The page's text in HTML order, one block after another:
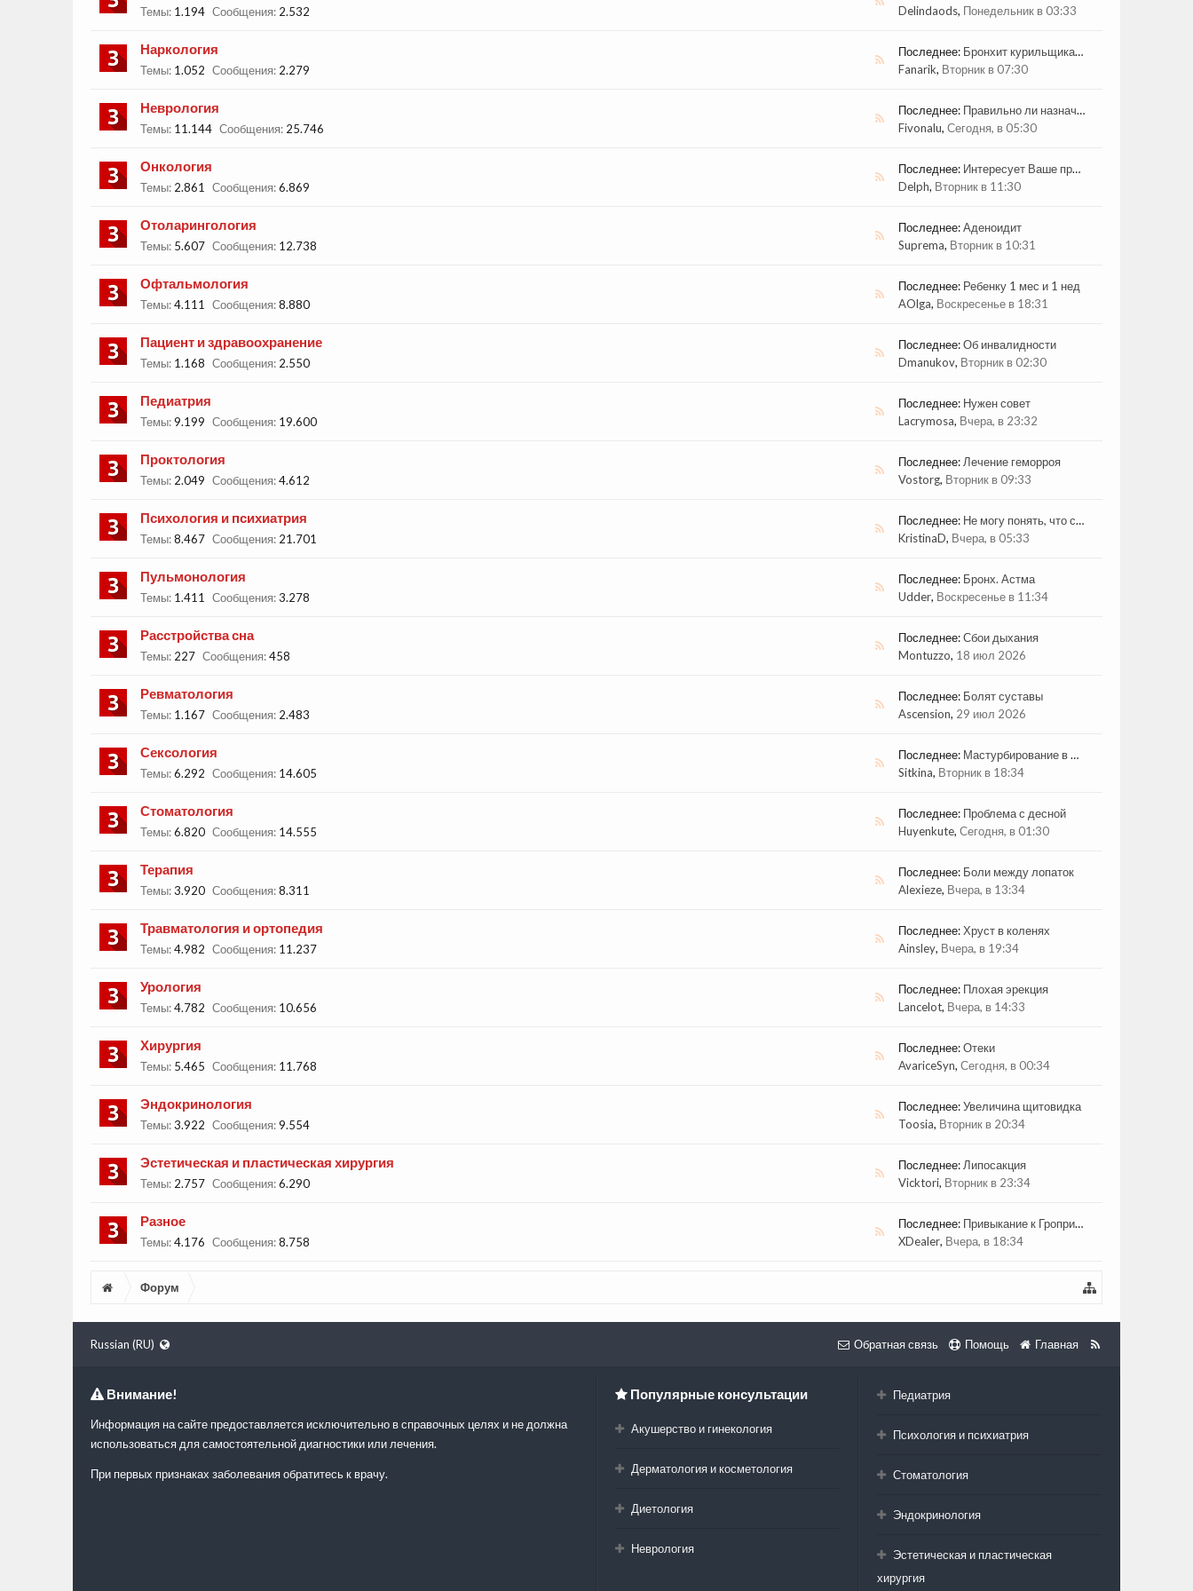
Темы: 1.194 Сообщения: 2.532 Delindaods, Понедельник в 03:33
Наркология
Темы: 1.052 Сообщения: 2.279
Последнее: Бронхит курильщика и электронные сигареты
Fanarik, Вторник в 07:30
Неврология
Темы: 11.144 Сообщения: 25.746
Последнее: Правильно ли назначено лечение
Fivonalu, Сегодня, в 05:30
Онкология
Темы: 2.861 Сообщения:6.869
Последнее: Интересует Ваше профессиональное мненине по заболеванию (рак кишечника) и лечению отца
Delph, Вторник в 11:30
Отоларингология
Темы: 5.607 Сообщения: 12.738
Последнее:Аденоидит
Suprema, Вторник в 10:31
Офтальмология
Темы:4.111 Сообщения:8.880
Последнее: Ребенку 1 мес и 1 нед
AOlga, Воскресенье в 18:31
Пациент и здравоохранение
Темы: 1.168 Сообщения: 2.550
Последнее:Об инвалидности
Dmanukov, Вторник в 02:30
Педиатрия
Темы:9.199 Сообщения: 19.600
Последнее: Нужен совет
Lacrymosa, Вчера, в 23:32
Проктология
Темы: 2.049 Сообщения:4.612
Последнее: Лечение геморроя
Vostorg, Вторник в 09:33
Психология и психиатрия
Темы:8.467 Сообщения: 21.701
Последнее: Не могу понять, что со мной…
KristinaD, Вчера, в 05:33
Пульмонология
Темы: 1.411 Сообщения:3.278
Последнее: Бронх. Астма
Udder, Воскресенье в 11:34
Расстройства сна
Темы: 227 Сообщения:458
Последнее:Сбои дыхания
Montuzzo, 18 июл 2026
Ревматология
Темы: 1.167 Сообщения: 2.483
Последнее: Болят суставы
Ascension, 29 июл 2026
Сексология
Темы:6.292 Сообщения: 14.605
Последнее: Мастурбирование в 15 лет
Sitkina, Вторник в 18:34
Стоматология
Темы:6.820 Сообщения: 14.555
Последнее: Проблема с десной
Huyenkute, Сегодня, в 01:30
Терапия
Темы:3.920 Сообщения:8.311
Последнее: Боли между лопаток
Alexieze, Вчера, в 13:34
Травматология и ортопедия
Темы:4.982 Сообщения: 11.237
Последнее:Хруст в коленях
Ainsley, Вчера, в 19:34
Урология
Темы:4.782 Сообщения: 10.656
Последнее: Плохая эрекция
Lancelot, Вчера, в 14:33
Хирургия
Темы: 5.465 Сообщения: 11.768
Последнее:Отеки
AvariceSyn, Сегодня, в 00:34
Эндокринология
Темы:3.922 Сообщения:9.554
Последнее:Увеличина щитовидка
Toosia, Вторник в 20:34
Эстетическая и пластическая хирургия
Темы: 2.757 Сообщения:6.290
Последнее: Липосакция
Vicktori, Вторник в 23:34
Разное
Темы:4.176 Сообщения:8.758
Последнее: Привыкание к Гроприназину
XDealer, Вчера, в 18:34
Форум
Russian (RU) Обратная связь Помощь Главная
Внимание!
Информация на сайте предоставляется исключительно в справочных целях и не должна
использоваться для самостоятельной диагностики или лечения.
При первых признаках заболевания обратитесь к врачу.
Популярные консультации
Акушерство и гинекология
Дерматология и косметология
Диетология
Неврология
Педиатрия
Психология и психиатрия
Стоматология
Эндокринология
Эстетическая и пластическая
хирургия